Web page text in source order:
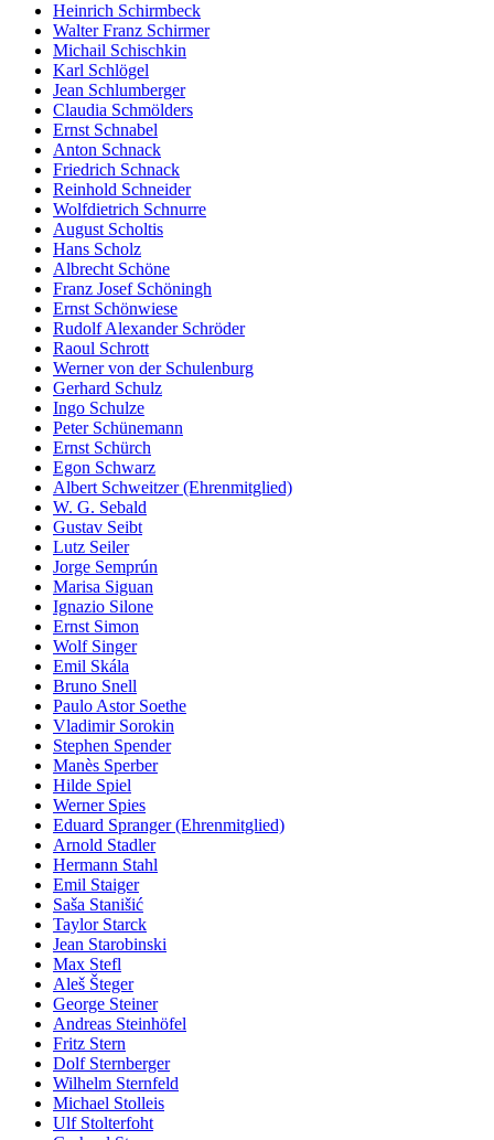
Heinrich Schirmbeck
Walter Franz Schirmer
Michail Schischkin
Karl Schlögel
Jean Schlumberger
Claudia Schmölders
Ernst Schnabel
Anton Schnack
Friedrich Schnack
Reinhold Schneider
Wolfdietrich Schnurre
August Scholtis
Hans Scholz
Albrecht Schöne
Franz Josef Schöningh
Ernst Schönwiese
Rudolf Alexander Schröder
Raoul Schrott
Werner von der Schulenburg
Gerhard Schulz
Ingo Schulze
Peter Schünemann
Ernst Schürch
Egon Schwarz
Albert Schweitzer (Ehrenmitglied)
W. G. Sebald
Gustav Seibt
Lutz Seiler
Jorge Semprún
Marisa Siguan
Ignazio Silone
Ernst Simon
Wolf Singer
Emil Skála
Bruno Snell
Paulo Astor Soethe
Vladimir Sorokin
Stephen Spender
Manès Sperber
Hilde Spiel
Werner Spies
Eduard Spranger (Ehrenmitglied)
Arnold Stadler
Hermann Stahl
Emil Staiger
Saša Stanišić
Taylor Starck
Jean Starobinski
Max Stefl
Aleš Šteger
George Steiner
Andreas Steinhöfel
Fritz Stern
Dolf Sternberger
Wilhelm Sternfeld
Michael Stolleis
Ulf Stolterfoht